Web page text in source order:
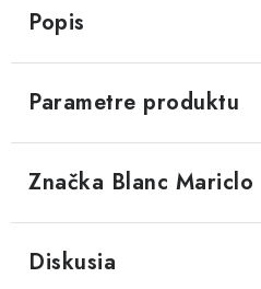
Popis
Parametre produktu
Značka Blanc Mariclo
Diskusia